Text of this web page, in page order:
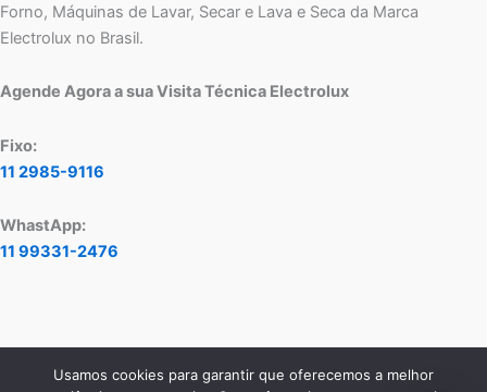
Forno, Máquinas de Lavar, Secar e Lava e Seca da Marca
Electrolux no Brasil.
Agende Agora a sua Visita Técnica Electrolux
Fixo:
11 2985-9116
WhastApp:
11 99331-2476
Usamos cookies para garantir que oferecemos a melhor